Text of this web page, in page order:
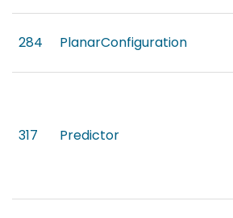
284 PlanarConfiguration
317 Predictor